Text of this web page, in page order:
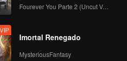
Fourever You Parte 2 (Uncut Ver.)
VIP
Imortal Renegado
MysteriousFantasy